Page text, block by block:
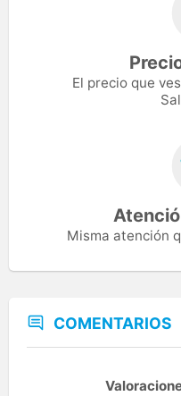
El precio que
Misma atención
COMENTARIOS